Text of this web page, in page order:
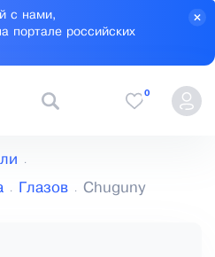
с нами,
портале российских
0
Глазов Chuguny